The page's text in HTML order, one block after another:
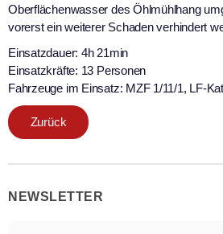
Oberflächenwasser des Öhlmühlhang
vorerst ein weiterer Schaden verhindert
Einsatzdauer: 4h 21min
Einsatzkräfte: 13 Personen
Fahrzeuge im Einsatz: MZF 1/11/1, LF-
Zurück
NEWSLETTER